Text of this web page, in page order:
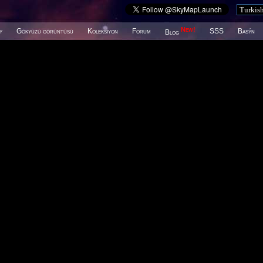
Gökyüzü görüntüsü Koleksiyon Forum Blog New! SSS Basýn